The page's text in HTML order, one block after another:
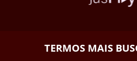
TERMOS MAIS